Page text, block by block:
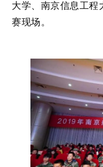
大学、南京信息工程
赛现场。